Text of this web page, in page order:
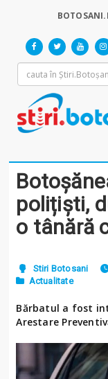
polițiști,
o tânără
Stiri Botosani
Actualitate
Bărbatul a fost
Arestare